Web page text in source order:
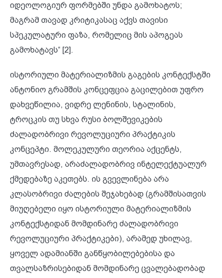
იდეოლოგიურ ფორმებში უნდა გამოხატოს;
მაგრამ თავად კრიტიკასაც აქვს თავისი
სპეკულატური ფაზა, რომელიც მის აპოგეას
გამოხატავს“ [2].
ისტორიული მატერიალიზმის გაგების კონტექსტში
ანტონიო გრამშის კონცეფცია გაცილებით უფრო
დახვეწილია, ვიდრე ლენინის, სტალინის,
ტროცკის თუ სხვა რუსი ბოლშევიკების
ძალადობრივი რევოლუციური პრაქტიკის
კონცეპტი. მოლეკულური თეორია აქცენტს,
უმთავრესად, არაძალადობრივ ინტელექტუალურ
ქმედებაზე აკეთებს. ის გვევლინება არა
კლასობრივი ძალების შეჯახებად (გრამშისათვის
მიუღებელი იყო ისტორიული მატერიალიზმის
კონტექსტიდან მომდინარე ძალადობრივი
რევოლუციური პრაქტიკები), არამედ უხილავ,
ყოველ ადამიანში განწყობილებებისა და
თვალსაზრისებიდან მომდინარე ცვალებადობად